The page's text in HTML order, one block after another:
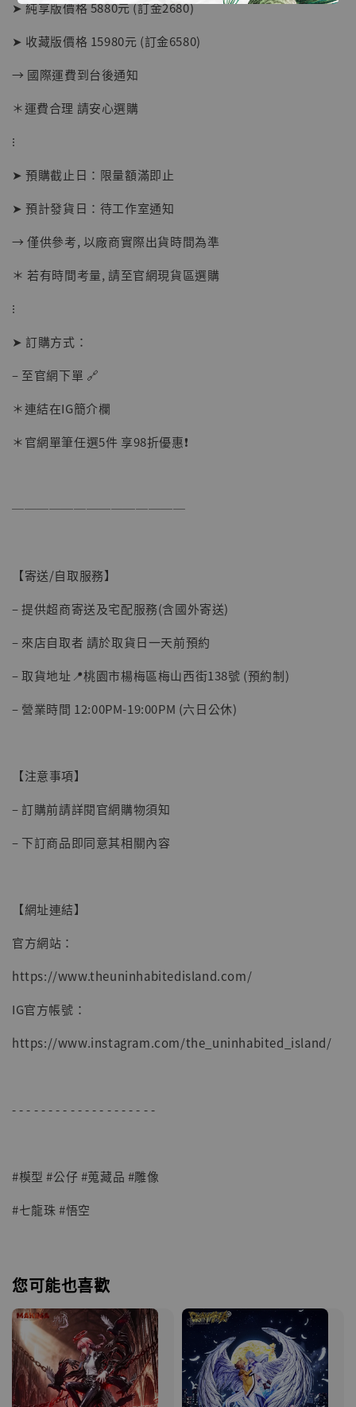
子彈飛 鵝城縣長 張麻子 [BK01]
NT$ 4,980
NT$ 5,300
➤ 純享版價格 5880元 (訂金2680)
➤ 收藏版價格 15980元 (訂金6580)
→ 國際運費到台後通知
＊運費合理 請安心選購
⁝
➤ 預購截止日：限量額滿即止
➤ 預計發貨日：待工作室通知
→ 僅供參考, 以廠商實際出貨時間為準
＊ 若有時間考量, 請至官網現貨區選購
⁝
➤ 訂購方式：
– 至官網下單 🔗
＊連結在IG簡介欄
＊官網單筆任選5件 享98折優惠❗️
──────────────
【寄送/自取服務】
– 提供超商寄送及宅配服務(含國外寄送)
– 來店自取者 請於取貨日一天前預約
– 取貨地址📍桃園市楊梅區梅山西街138號 (預約制)
– 營業時間 12:00PM-19:00PM (六日公休)
【注意事項】
– 訂購前請詳閱官網購物須知
– 下訂商品即同意其相關內容
【網址連結】
官方網站：
https://www.theuninhabitedisland.com/
IG官方帳號：
https://www.instagram.com/the_uninhabited_island/
- - - - - - - - - - - - - - - - - - - -
#模型 #公仔 #蒐藏品 #雕像
#七龍珠 #悟空
您可能也喜歡